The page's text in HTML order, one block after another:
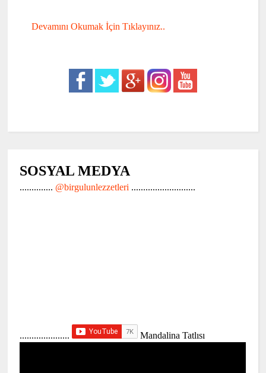
Devamını Okumak İçin Tıklayınız..
SOSYAL MEDYA
.............. @birgulunlezzetleri ...........................
..................... Mandalina Tatlısı